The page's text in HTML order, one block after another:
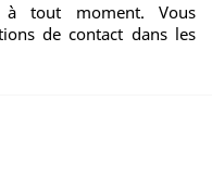
à tout moment. Vous
de contact dans les